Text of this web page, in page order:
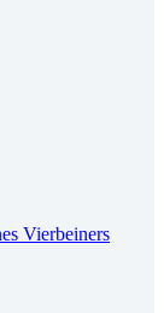
Vierbeiners